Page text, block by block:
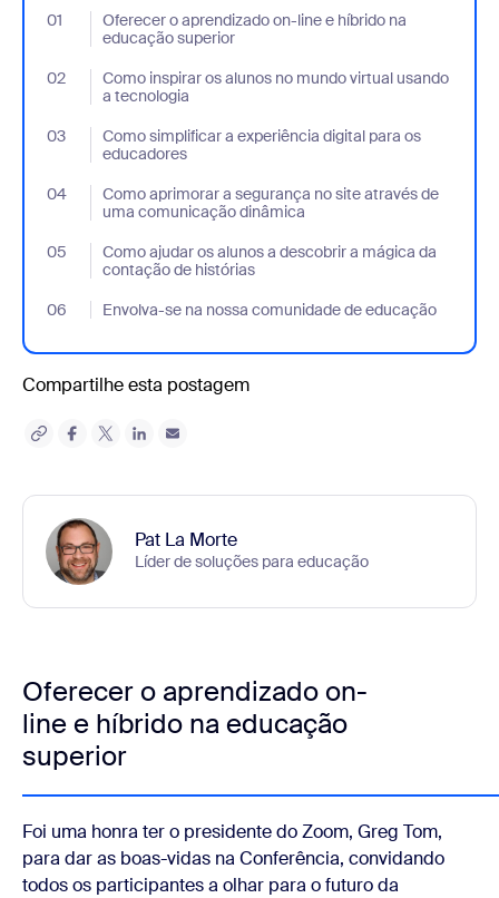
01
Oferecer o aprendizado on-line e híbrido na
educação superior
- Jumplink to Oferecer o aprendizado on-line e híbrido na
02
Como inspirar os alunos no mundo virtual usando
a tecnologia
- Jumplink to Como inspirar os alunos no mundo virtual usando
03
Como simplificar a experiência digital para os
educadores
- Jumplink to Como simplificar a experiência digital para os
04
Como aprimorar a segurança no site através de
uma comunicação dinâmica
- Jumplink to Como aprimorar a segurança no site através de
05
Como ajudar os alunos a descobrir a mágica da
contação de histórias
- Jumplink to Como ajudar os alunos a descobrir a mágica da
06 Envolva-se na nossa comunidade de educação
- Jumplink to Envolva-se na nossa comunidade de educação
Compartilhe esta postagem
Pat La Morte
Líder de soluções para educação
Oferecer o aprendizado on-
line e híbrido na educação
superior
Foi uma honra ter o presidente do Zoom, Greg Tom,
para dar as boas-vidas na Conferência, convidando
todos os participantes a olhar para o futuro da